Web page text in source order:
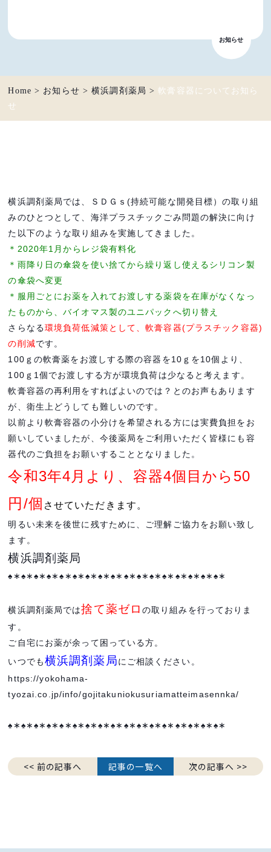
お知らせ
Home > お知らせ >横浜調剤薬局 > 軟膏容器についてお知ら
せ
横浜調剤薬局では、ＳＤＧｓ(持続可能な開発目標）の取り組
みのひとつとして、海洋プラスチックごみ問題の解決に向け
た以下のような取り組みを実施してきました。
＊2020年1月からレジ袋有料化
＊雨降り日の傘袋を使い捨てから繰り返し使えるシリコン製
の傘袋へ変更
＊服用ごとにお薬を入れてお渡しする薬袋を在庫がなくなっ
たものから、バイオマス製のユニパックへ切り替え
さらなる環境負荷低減策として、軟膏容器(プラスチック容器)
の削減です。
100ｇの軟膏薬をお渡しする際の容器を10ｇを10個より、
100ｇ1個でお渡しする方が環境負荷は少なると考えます。
軟膏容器の再利用をすればよいのでは？とのお声もあります
が、衛生上どうしても難しいのです。
以前より軟膏容器の小分けを希望される方には実費負担をお
願いしていましたが、今後薬局をご利用いただく皆様にも容
器代のご負担をお願いすることとなりました。
令和3年4月より、容器4個目から50
円/個 させていただきます。
明るい未来を後世に残すために、ご理解ご協力をお願い致し
ます。
横浜調剤薬局
♠∗♠∗♠∗♠∗♠∗♠∗♠∗♠∗♠∗♠∗♠∗♠∗♠∗♠∗♠∗♠∗♠∗
横浜調剤薬局では捨て薬ゼロの取り組みを行っておりま
す。
ご自宅にお薬が余って困っている方。
いつでも横浜調剤薬局にご相談ください。
https://yokohama-
tyozai.co.jp/info/gojitakuniokusuriamatteimasennka/
♠∗♠∗♠∗♠∗♠∗♠∗♠∗♠∗♠∗♠∗♠∗♠∗♠∗♠∗♠∗♠∗♠∗
<< 前の記事へ 記事の一覧へ 次の記事へ >>